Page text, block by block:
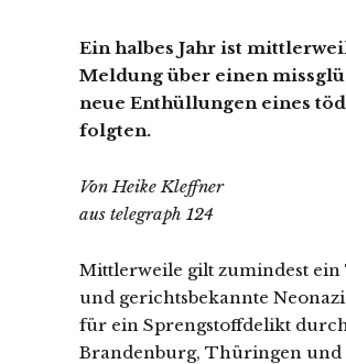
Ein halbes Jahr ist
Meldung über einen
neue Enthüllungen eines
folgten.
Von Heike Kleffner
aus telegraph 124
Mittlerweile gilt zumindest ein
und gerichtsbekannte
für ein Sprengstoffdelikt
Brandenburg, Thüringen und